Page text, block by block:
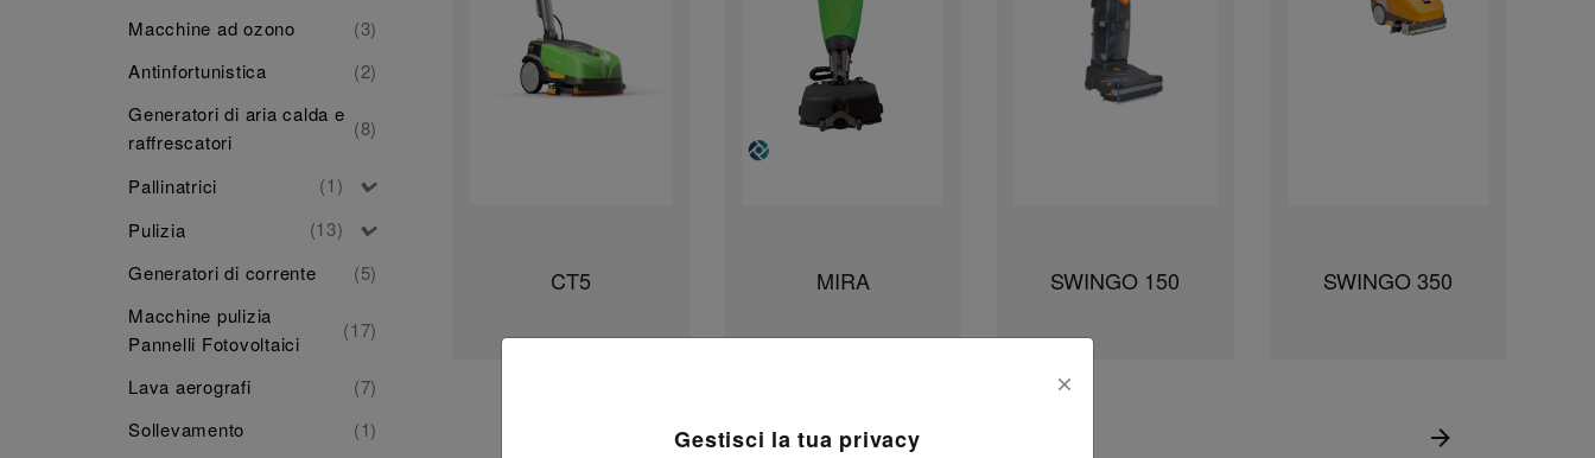
Gestisci la tua privacy
Macchine ad ozono
(3)
Antinfortunistica
(2)
Generatori di aria calda e
raffrescatori
(8)
Pallinatrici
(1)
Pulizia
(13)
Generatori di corrente
(5)
Macchine pulizia
Pannelli Fotovoltaici
(17)
Lava aerografi
(7)
Sollevamento
(1)
CT5 MIRA SWINGO 150 SWINGO 350
1